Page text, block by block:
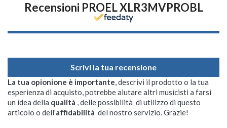
Recensioni PROEL XLR3MVPROBL
Scrivi la tua recensione
La tua opionione è importante, descrivi il prodotto o la tua
esperienza di acquisto, potrebbe aiutare altri musicisti a farsi
un idea della qualità , delle possibilità di utilizzo di questo
articolo o dell'affidabilità del nostro servizio. Grazie!